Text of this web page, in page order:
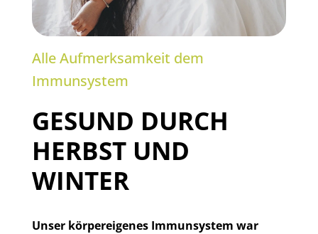
GESUND DURCH
HERBST UND
WINTER
Alle Aufmerksamkeit dem
Immunsystem
Unser körpereigenes Immunsystem war